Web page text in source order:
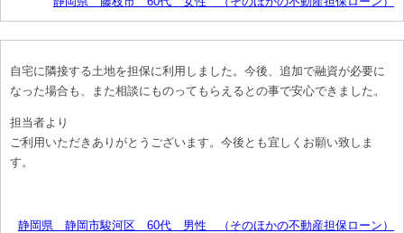
自宅に隣接する土地を担保に利用しました。今後、追加で融資が必要に
なった場合も、また相談にものってもらえるとの事で安心できました。
担当者より
ご利用いただきありがとうございます。今後とも宜しくお願い致しま
す。
静岡県 静岡市駿河区 60代 男性 （そのほかの不動産担保ローン）